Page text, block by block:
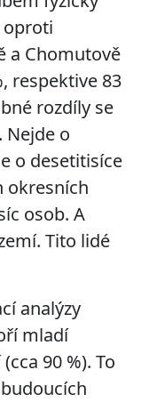
oproti
a Chomutově
respektive 83
rozdíly se
Nejde o
o desetitisíce
okresních
osob. A
Tito lidé
analýzy
mladí
90 %). To